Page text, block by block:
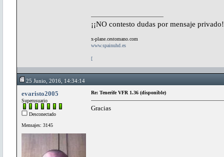
¡¡NO contesto dudas por mensaje
x-plane.cestomano.com
www.spainuhd.es
[
25 Junio, 2016, 14:34:14
evaristo2005
Superusuario
Desconectado
Mensajes: 3145
Re: Tenerife VFR 1.36 (disponible)
Gracias